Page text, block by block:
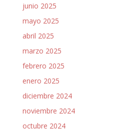
junio 2025
mayo 2025
abril 2025
marzo 2025
febrero 2025
enero 2025
diciembre 2024
noviembre 2024
octubre 2024